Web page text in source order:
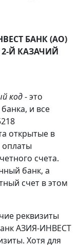
БАНК (АО)
Й КАЗАЧИЙ
код- это
и все
открытые в
счета.
банк, а
счет в этом
реквизиты
АЗИЯ-ИНВЕСТ
Хотя для